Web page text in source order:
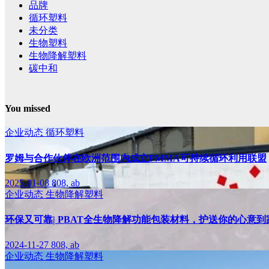
品牌
循环塑料
未分类
生物塑料
生物降解塑料
碳中和
You missed
企业动态 循环塑料
罗姆与合作伙伴在欧洲范围内成立PMMA可持续循环利用联盟
2025-01-08808, ab
企业动态 生物降解塑料
环保又可靠| PBAT全生物降解功能包装材料，护送你的心意到
2024-11-27 808, ab
企业动态 生物降解塑料